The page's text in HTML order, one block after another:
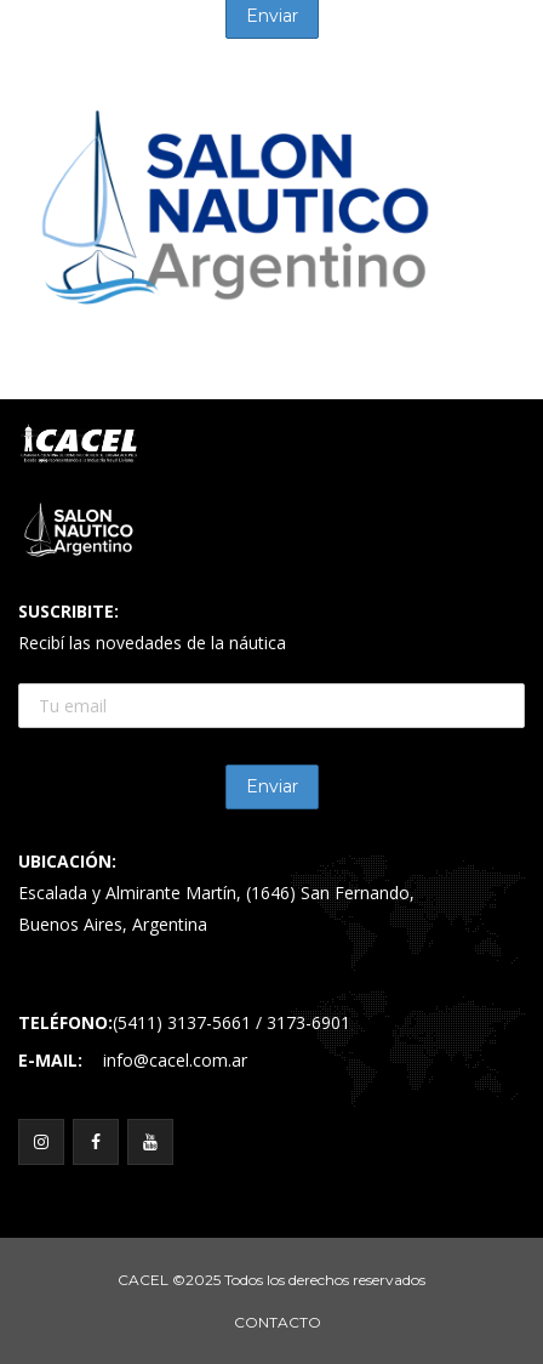
SUSCRIBITE:
Recibí las novedades de la náutica
UBICACIÓN:
Escalada y Almirante Martín, (1646) San Fernando,
Buenos Aires, Argentina
TELÉFONO:(5411) 3137-5661 / 3173-6901
E-MAIL:
info@cacel.com.ar
CACEL ©2025 Todos los derechos reservados
CONTACTO